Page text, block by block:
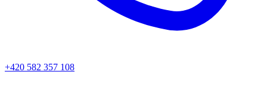
+420 582 357 108